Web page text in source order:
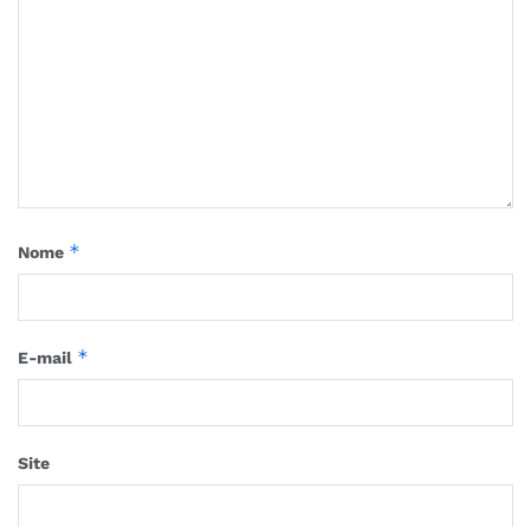
Nome *
E-mail *
Site